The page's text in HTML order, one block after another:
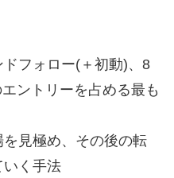
フォロー(＋初動)、8
ントリーを占める最も
見極め、その後の転
いく手法